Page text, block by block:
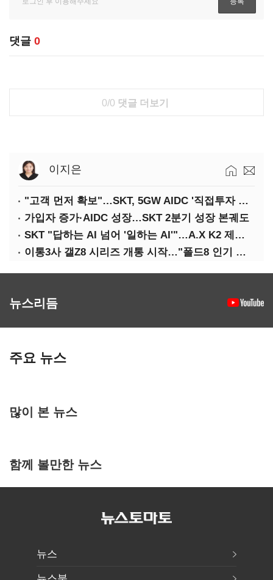
댓글 0
0/0 댓글 더보기
이지은
"고객 먼저 확보"…SKT, 5GW AIDC '직접투자 최소화'
가입자 증가·AIDC 성장…SKT 2분기 성장 본궤도
SKT "답하는 AI 넘어 '일하는 AI'"…A.X K2 제조·국방 확산
이통3사 갤Z8 시리즈 개통 시작…"폴드8 인기 가장 높아"
뉴스리듬
주요 뉴스
많이 본 뉴스
함께 볼만한 뉴스
뉴스